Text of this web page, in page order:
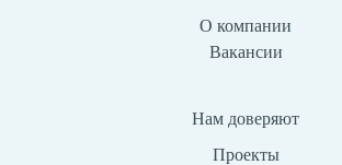
О компании
Вакансии
Нам доверяют
Проекты